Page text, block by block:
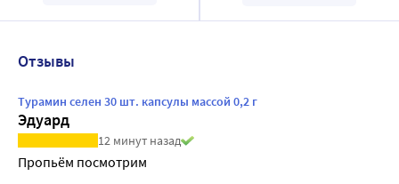
Отзывы
Турамин селен 30 шт. капсулы массой 0,2 г
Эдуард
12 минут назад
Пропьëм посмотрим